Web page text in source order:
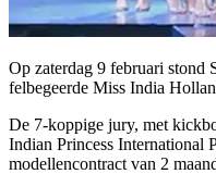
Op zaterdag 9 februari stond
felbegeerde Miss India
De 7-koppige jury, met
Indian Princess International
modellencontract van 2